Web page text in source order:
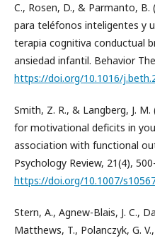
C., Rosen, D., & Parmanto, B.
para teléfonos inteligentes y
terapia cognitiva conductual
ansiedad infantil. Behavior
https://doi.org/10.1016/
Smith, Z. R., & Langberg, J.
for motivational deficits in
association with functional
Psychology Review, 21(4),
https://doi.org/10.1007/
Stern, A., Agnew-Blais, J. C.,
Matthews, T., Polanczyk, G.